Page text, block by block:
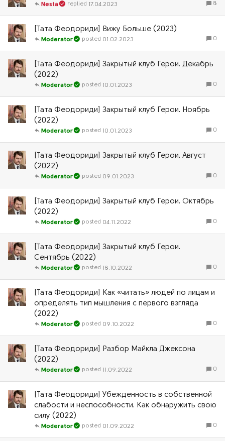
8
17.04.2023
Nesta
[Тата Феодориди] Вижу Больше (2023)
0
01.02.2023
Moderator
[Тата Феодориди] Закрытый клуб Герои. Декабрь
(2022)
0
10.01.2023
Moderator
[Тата Феодориди] Закрытый клуб Герои. Ноябрь
(2022)
0
10.01.2023
Moderator
[Тата Феодориди] Закрытый клуб Герои. Август
(2022)
0
09.01.2023
Moderator
[Тата Феодориди] Закрытый клуб Герои. Октябрь
(2022)
0
04.11.2022
Moderator
[Тата Феодориди] Закрытый клуб Герои.
Сентябрь (2022)
0
18.10.2022
Moderator
[Тата Феодориди] Как «читать» людей по лицам и
определять тип мышления с первого взгляда
(2022)
0
09.10.2022
Moderator
[Тата Феодориди] Разбор Майкла Джексона
(2022)
0
11.09.2022
Moderator
[Тата Феодориди] Убежденность в собственной
слабости и неспособности. Как обнаружить свою
силу (2022)
0
01.09.2022
Moderator